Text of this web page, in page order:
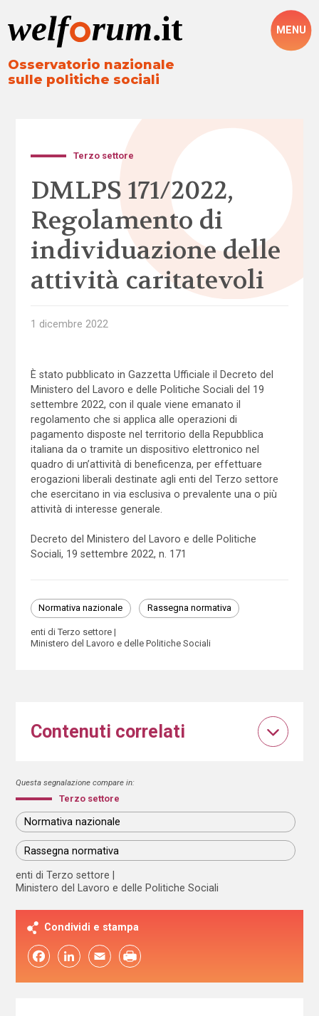
Osservatorio nazionale
sulle politiche sociali
MENU
Terzo settore
DMLPS 171/2022,
Regolamento di
individuazione delle
attività caritatevoli
1 dicembre 2022
È stato pubblicato in Gazzetta Ufficiale il Decreto del
Ministero del Lavoro e delle Politiche Sociali del 19
settembre 2022, con il quale viene emanato il
regolamento che si applica alle operazioni di
pagamento disposte nel territorio della Repubblica
italiana da o tramite un dispositivo elettronico nel
quadro di un’attività di beneficenza, per effettuare
erogazioni liberali destinate agli enti del Terzo settore
che esercitano in via esclusiva o prevalente una o più
attività di interesse generale.
Decreto del Ministero del Lavoro e delle Politiche
Sociali, 19 settembre 2022, n. 171
Normativa nazionale Rassegna normativa
enti di Terzo settore
Ministero del Lavoro e delle Politiche Sociali
Contenuti correlati
Questa segnalazione compare in:
Terzo settore
Normativa nazionale
Rassegna normativa
enti di Terzo settore
Ministero del Lavoro e delle Politiche Sociali
Condividi e stampa
FacebookLinkedIn Email